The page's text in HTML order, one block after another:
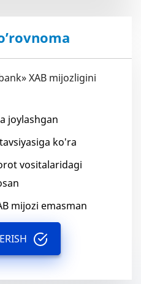
XAB mijozligini
joylashgan
ko'ra
vositalaridagi
mijozi emasman